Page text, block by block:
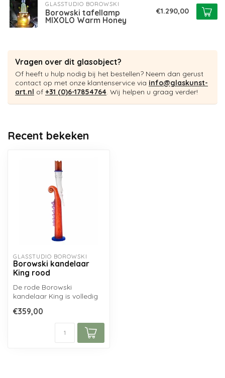
GLASSTUDIO BOROWSKI
Borowski tafellamp
MIXOLO Warm Honey
€1.290,00
Vragen over dit glasobject?
Of heeft u hulp nodig bij het bestellen? Neem dan gerust
contact op met onze klantenservice via info@glaskunst-
art.nl of +31 (0)6-17854764. Wij helpen u graag verder!
Recent bekeken
GLASSTUDIO BOROWSKI
Borowski kandelaar
King rood
De rode Borowski
kandelaar King is volledig
mondgeblazen glas do...
€359,00